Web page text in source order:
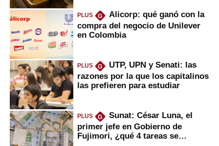
PLUS G
Alicorp: qué ganó con la
compra del negocio de Unilever
en Colombia
PLUS G
UTP, UPN y Senati: las
razones por la que los capitalinos
las prefieren para estudiar
PLUS G
Sunat: César Luna, el
primer jefe en Gobierno de
Fujimori, ¿qué 4 tareas se